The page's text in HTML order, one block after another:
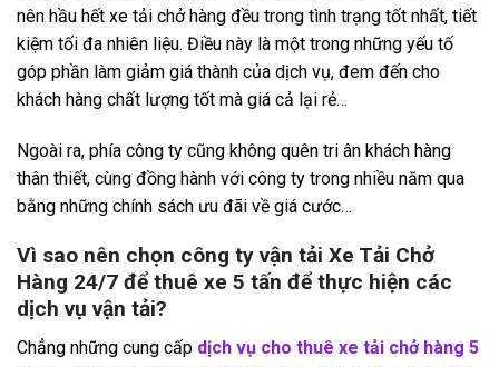
nên hầu hết xe tải chở hàng đều trong tình trạng tốt nhất, tiết
kiệm tối đa nhiên liệu. Điều này là một trong những yếu tố
góp phần làm giảm giá thành của dịch vụ, đem đến cho
khách hàng chất lượng tốt mà giá cả lại rẻ…
Ngoài ra, phía công ty cũng không quên tri ân khách hàng
thân thiết, cùng đồng hành với công ty trong nhiều năm qua
bằng những chính sách ưu đãi về giá cước…
Vì sao nên chọn công ty vận tải Xe Tải Chở
Hàng 24/7 để thuê xe 5 tấn để thực hiện các
dịch vụ vận tải?
Chẳng những cung cấp dịch vụ cho thuê xe tải chở hàng 5